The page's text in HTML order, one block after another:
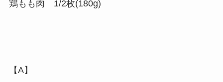
鶏もも肉 1/2枚(180g)
【A】